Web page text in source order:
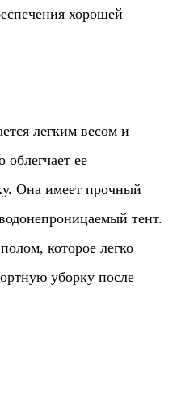
хорошей
легким весом и
ее
Она имеет прочный
тент.
которое легко
уборку после